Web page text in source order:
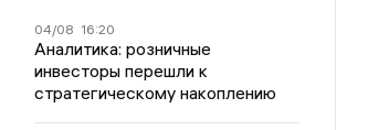
04/08 16:20
Аналитика: розничные
инвесторы перешли к
стратегическому накоплению